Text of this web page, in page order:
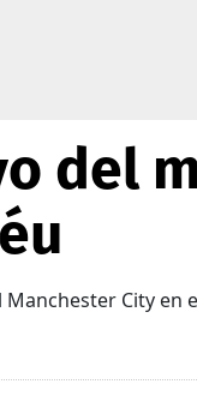
del
City en